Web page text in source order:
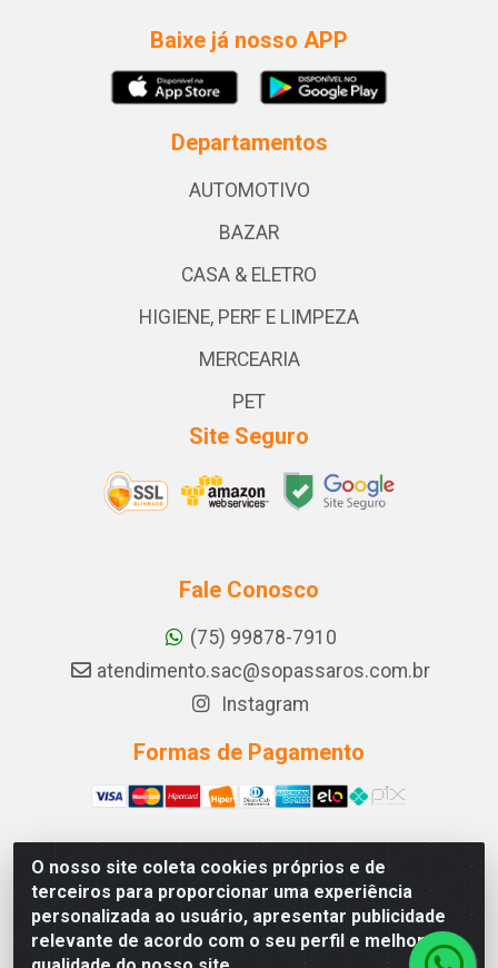
O nosso site coleta cookies próprios e de
terceiros para proporcionar uma experiência
personalizada ao usuário, apresentar publicidade
relevante de acordo com o seu perfil e melhorar a
Baixe já nosso APP
Departamentos
AUTOMOTIVO
BAZAR
CASA & ELETRO
HIGIENE, PERF E LIMPEZA
MERCEARIA
PET
Site Seguro
Fale Conosco
(75) 99878-7910
atendimento.sac@sopassaros.com.br
Instagram
Formas de Pagamento
A PINA DOS SANTOS DELEZZOTTE LTDA - RODOVIA BA
233, 27 - ZONA RURAL, ITABERABA/BA - CEP 46.880-
000 - CNPJ 30.578.948/0001-90